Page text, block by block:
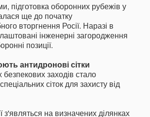
підготовка оборонних рубежів у
ще до початку
вторгнення Росії. Наразі в
інженерні загородження
позиції.
антидронові сітки
заходів стало
сіток для захисту від
з'являться на визначених ділянках